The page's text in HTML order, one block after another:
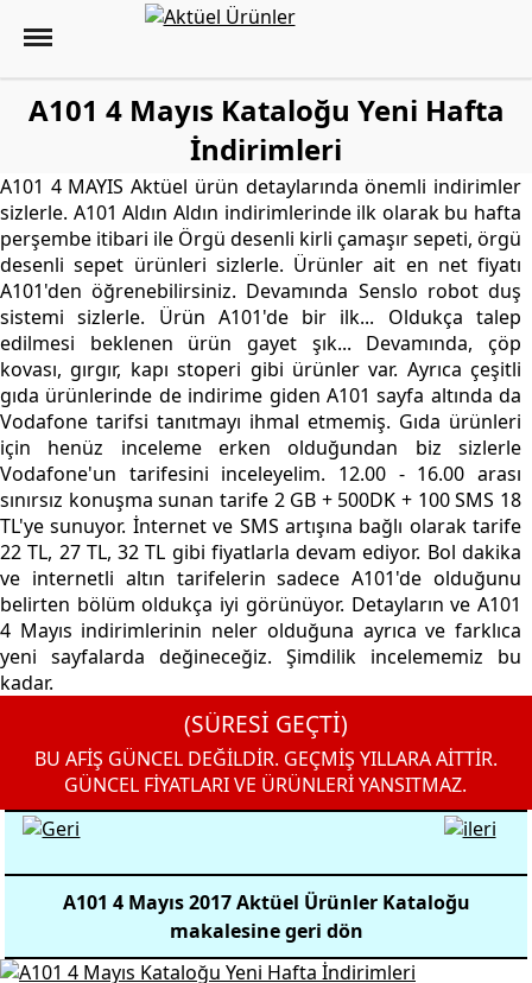
A101 4 Mayıs Kataloğu Yeni Hafta
İndirimleri
A101 4 MAYIS Aktüel ürün detaylarında önemli indirimler
sizlerle. A101 Aldın Aldın indirimlerinde ilk olarak bu hafta
perşembe itibari ile Örgü desenli kirli çamaşır sepeti, örgü
desenli sepet ürünleri sizlerle. Ürünler ait en net fiyatı
A101'den öğrenebilirsiniz. Devamında Senslo robot duş
sistemi sizlerle. Ürün A101'de bir ilk... Oldukça talep
edilmesi beklenen ürün gayet şık... Devamında, çöp
kovası, gırgır, kapı stoperi gibi ürünler var. Ayrıca çeşitli
gıda ürünlerinde de indirime giden A101 sayfa altında da
Vodafone tarifsi tanıtmayı ihmal etmemiş. Gıda ürünleri
için henüz inceleme erken olduğundan biz sizlerle
Vodafone'un tarifesini inceleyelim. 12.00 - 16.00 arası
sınırsız konuşma sunan tarife 2 GB + 500DK + 100 SMS 18
TL'ye sunuyor. İnternet ve SMS artışına bağlı olarak tarife
22 TL, 27 TL, 32 TL gibi fiyatlarla devam ediyor. Bol dakika
ve internetli altın tarifelerin sadece A101'de olduğunu
belirten bölüm oldukça iyi görünüyor. Detayların ve A101
4 Mayıs indirimlerinin neler olduğuna ayrıca ve farklıca
yeni sayfalarda değineceğiz. Şimdilik incelememiz bu
kadar.
(SÜRESİ GEÇTİ)
BU AFİŞ GÜNCEL DEĞİLDİR. GEÇMİŞ YILLARA AİTTİR.
GÜNCEL FİYATLARI VE ÜRÜNLERİ YANSITMAZ.
A101 4 Mayıs 2017 Aktüel Ürünler Kataloğu
makalesine geri dön